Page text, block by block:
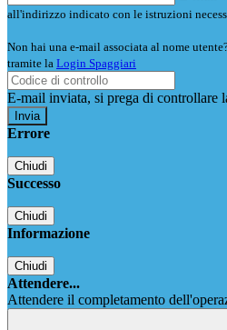
all'indirizzo indicato con le istruzioni
Non hai una e-mail associata al nome
tramite la Login Spaggiari
E-mail inviata, si prega di controllare
Errore
Chiudi
Successo
Chiudi
Informazione
Chiudi
Attendere...
Attendere il completamento